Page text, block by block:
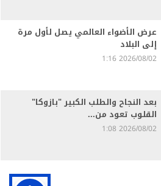
عرض الأضواء العالمي يصل لأول مرة
إلى البلاد
2026/08/02 1:16
بعد النجاح والطلب الكبير "بازوكا"
القلوب تعود من...
2026/08/02 1:08